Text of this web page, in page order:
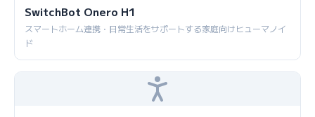
SwitchBot Onero H1
スマートホーム連携・日常生活をサポートする家庭向けヒューマノイ
ド